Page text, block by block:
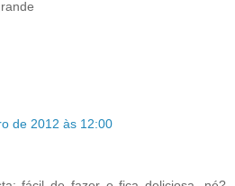
de 2012 às 12:00